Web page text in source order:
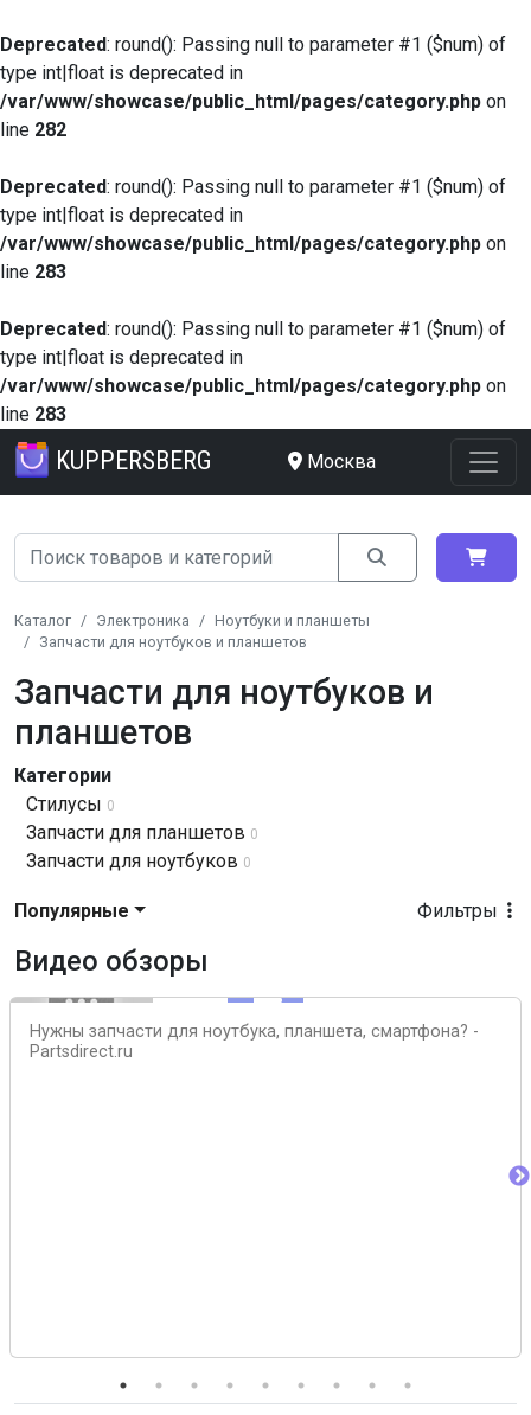
Deprecated: round(): Passing null to parameter #1 ($num) of
type int|float is deprecated in
/var/www/showcase/public_html/pages/category.php on
line 282
Deprecated: round(): Passing null to parameter #1 ($num) of
type int|float is deprecated in
/var/www/showcase/public_html/pages/category.php on
line 283
Deprecated: round(): Passing null to parameter #1 ($num) of
type int|float is deprecated in
/var/www/showcase/public_html/pages/category.php on
line 283
KUPPERSBERG Москва
Каталог Электроника
Ноутбуки и планшеты
Запчасти для ноутбуков и планшетов
Запчасти для ноутбуков и
планшетов
Категории
Стилусы 0
Запчасти для планшетов 0
Запчасти для ноутбуков 0
Фильтры
Популярные
Видео обзоры
Нужны запчасти для ноутбука, планшета, смартфона? -
Partsdirect.ru